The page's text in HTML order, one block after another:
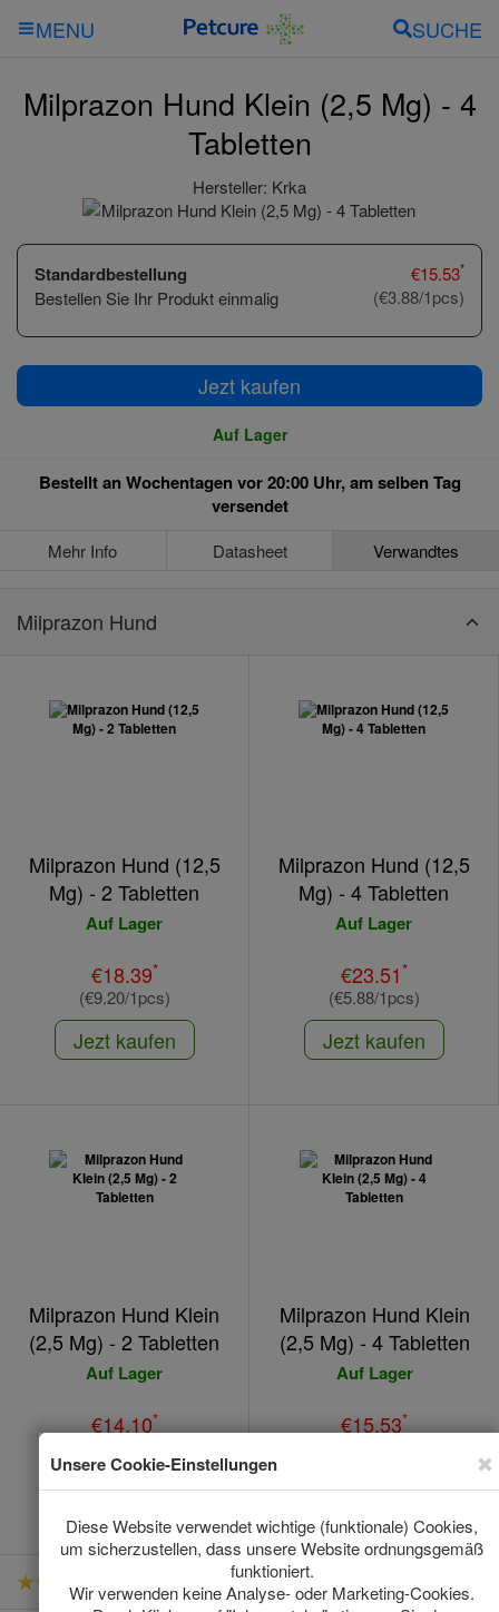
MENU SUCHE
Milprazon Hund Klein (2,5 Mg) - 4
Tabletten
Hersteller: Krka
Standardbestellung
Bestellen Sie Ihr Produkt einmalig
€15.53*
(€3.88/1pcs)
Jezt kaufen
Auf Lager
Bestellt an Wochentagen vor 20:00 Uhr, am selben Tag
versendet
Mehr Info Datasheet Verwandtes
Milprazon Hund
Milprazon Hund (12,5
Mg) - 2 Tabletten
Auf Lager
€18.39*
(€9.20/1pcs)
Jezt kaufen
Milprazon Hund (12,5
Mg) - 4 Tabletten
Auf Lager
€23.51*
(€5.88/1pcs)
Jezt kaufen
Milprazon Hund Klein
(2,5 Mg) - 2 Tabletten
Auf Lager
€14.10*
Jezt kaufen
Milprazon Hund Klein
(2,5 Mg) - 4 Tabletten
Auf Lager
€15.53*
Jezt kaufen
5 Bewertungen